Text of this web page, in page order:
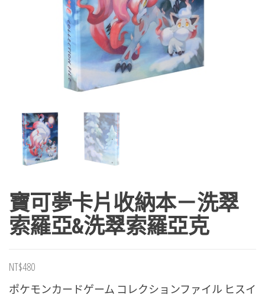
寶可夢卡片收納本－洗翠
索羅亞&洗翠索羅亞克
NT$480
ポケモンカードゲーム コレクションファイル ヒスイ